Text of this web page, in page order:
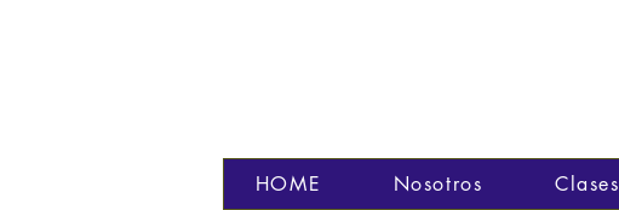
HOME Nosotros Clases